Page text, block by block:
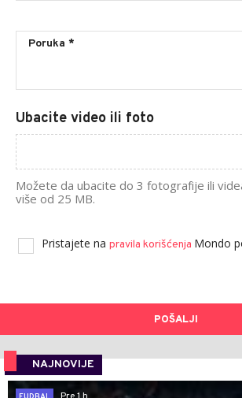
Ubacite video ili foto
Možete da ubacite do 3 fotografije ili
više od 25 MB.
Pristajete na pravila korišćenja Mondo
POŠALJI
NAJNOVIJE